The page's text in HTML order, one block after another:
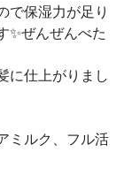
で保湿力が足り
✨ぜんぜんべた
に仕上がりまし
ミルク、フル活